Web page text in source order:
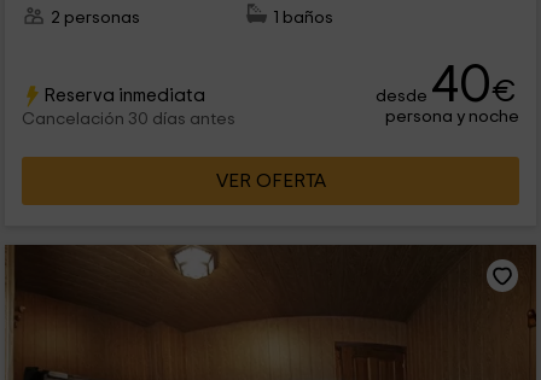
2 personas
1 baños
Reserva inmediata
Cancelación 30 días antes
desde 40€
persona y noche
VER OFERTA